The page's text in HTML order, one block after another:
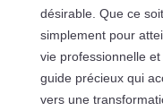
désirable. Que ce
simplement pour
vie professionnelle
guide précieux qui
vers une